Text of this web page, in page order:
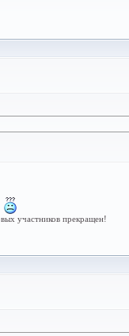
участников прекращен!